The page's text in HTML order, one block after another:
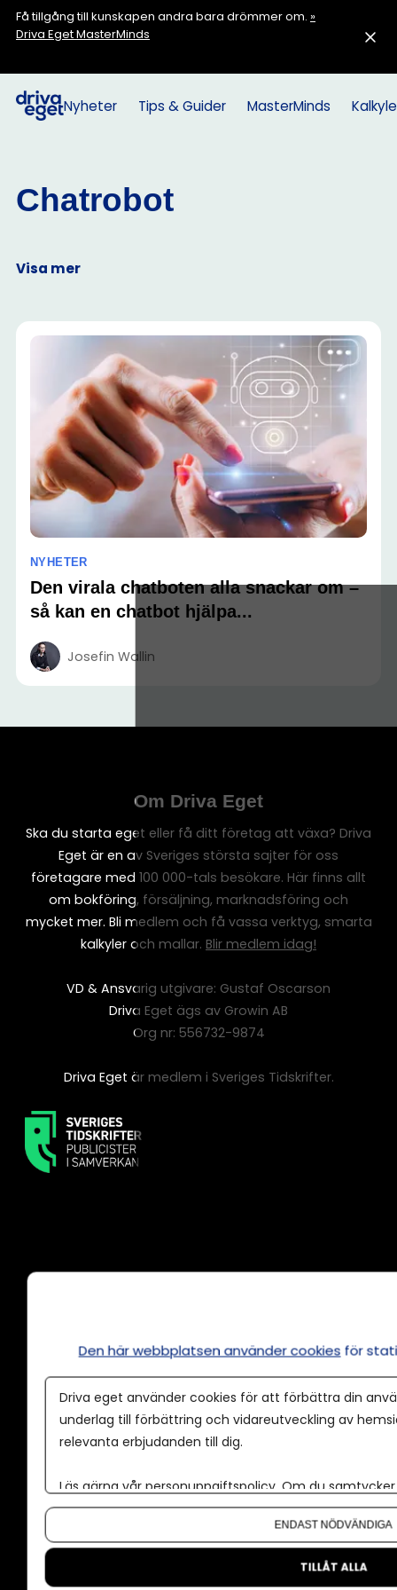
Få tillgång till kunskapen andra bara drömmer om. »
Driva Eget MasterMinds
Nyheter Tips & Guider MasterMinds
Chatrobot
Visa mer
NYHETER
Den virala chatboten alla snackar om –
så kan en chatbot hjälpa...
Josefin Wallin
Om Driva Eget
Ska du starta eget eller få ditt företag att växa? Driva
Eget är en av Sveriges största sajter för oss
företagare med 100 000-tals besökare. Här finns allt
om bokföring, försäljning, marknadsföring och
mycket mer. Bli medlem och få vassa verktyg, smarta
kalkyler och mallar. Blir medlem idag!
VD & Ansvarig utgivare: Gustaf Oscarson
Driva Eget ägs av Growin AB
Org nr: 556732-9874
Driva Eget är medlem i Sveriges Tidskrifter.
Våra användarvillkor
Policy för AI
Annonspolicy
Tillgänglighet
Om oss
Den här webbplatsen använder cookies för
Driva eget använder cookies för att förbättra din
underlag till förbättring och vidareutveckling av
relevanta erbjudanden till dig.
Läs gärna vår personuppgiftspolicy. Om du
Om du vill ändra ditt val i efterhand hittar du den
ENDAST NÖDVÄNDIGA
TILLÅT ALLA